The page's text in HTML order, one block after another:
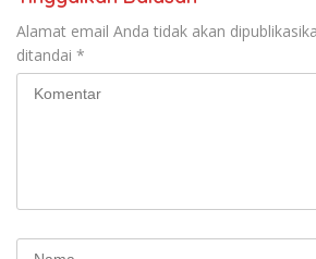
Alamat email Anda tidak akan
ditandai *